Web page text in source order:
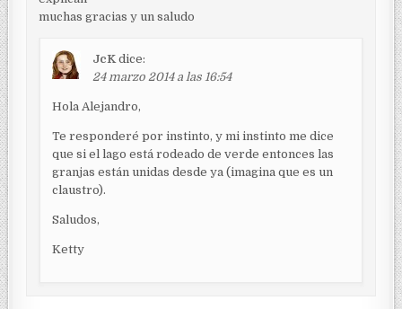
muchas gracias y un saludo
JcK dice:
24 marzo 2014 a las 16:54
Hola Alejandro,
Te responderé por instinto, y mi instinto me dice
que si el lago está rodeado de verde entonces las
granjas están unidas desde ya (imagina que es un
claustro).
Saludos,
Ketty